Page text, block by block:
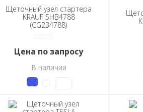
Щеточный узел стартера
KRAUF SHB4788
(CG234788)
Цена по запросу
В наличии